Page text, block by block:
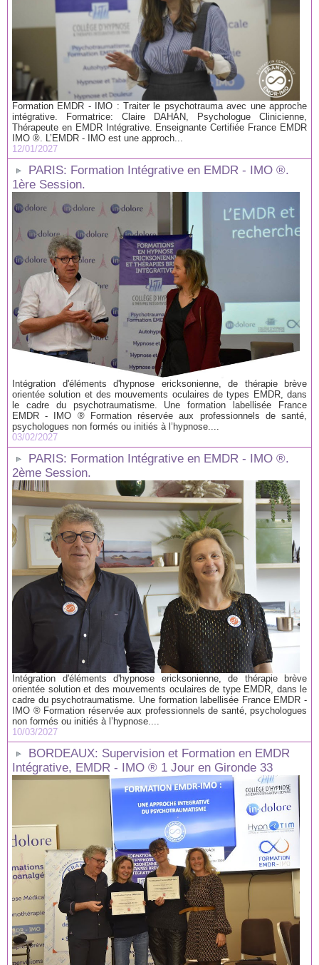
Formation EMDR - IMO : Traiter le psychotrauma avec une approche
intégrative. Formatrice: Claire DAHAN, Psychologue Clinicienne,
Thérapeute en EMDR Intégrative. Enseignante Certifiée France EMDR
IMO ®. L’EMDR - IMO est une approch...
12/01/2027
PARIS: Formation Intégrative en EMDR - IMO ®.
1ère Session.
Intégration d'éléments d'hypnose ericksonienne, de thérapie brève
orientée solution et des mouvements oculaires de types EMDR, dans
le cadre du psychotraumatisme. Une formation labellisée France
EMDR - IMO ® Formation réservée aux professionnels de santé,
psychologues non formés ou initiés à l’hypnose....
03/02/2027
PARIS: Formation Intégrative en EMDR - IMO ®.
2ème Session.
Intégration d'éléments d'hypnose ericksonienne, de thérapie brève
orientée solution et des mouvements oculaires de type EMDR, dans le
cadre du psychotraumatisme. Une formation labellisée France EMDR -
IMO ® Formation réservée aux professionnels de santé, psychologues
non formés ou initiés à l’hypnose....
10/03/2027
BORDEAUX: Supervision et Formation en EMDR
Intégrative, EMDR - IMO ® 1 Jour en Gironde 33